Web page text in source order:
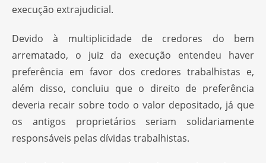
execução extrajudicial.
Devido à multiplicidade de credores do bem
arrematado, o juiz da execução entendeu haver
preferência em favor dos credores trabalhistas e,
além disso, concluiu que o direito de preferência
deveria recair sobre todo o valor depositado, já que
os antigos proprietários seriam solidariamente
responsáveis pelas dívidas trabalhistas.